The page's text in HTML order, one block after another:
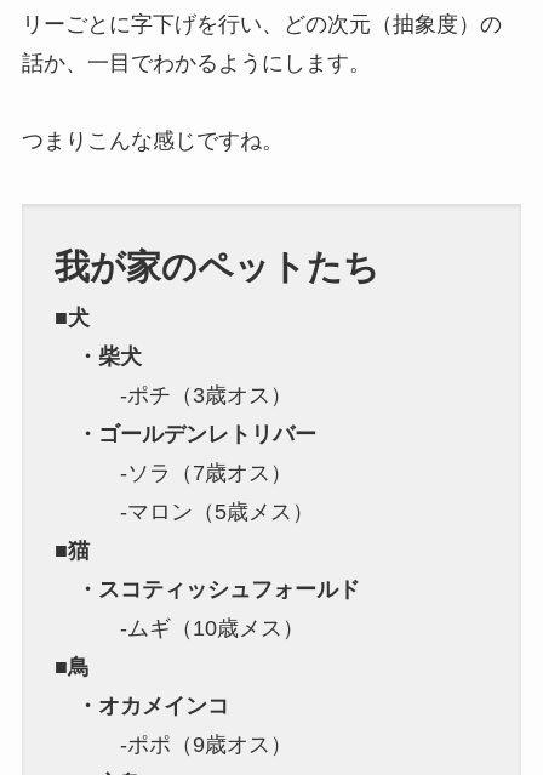
リーごとに字下げを行い、どの次元（抽象度）の
話か、一目でわかるようにします。
つまりこんな感じですね。
我が家のペットたち
■犬
・柴犬
-ポチ（3歳オス）
・ゴールデンレトリバー
-ソラ（7歳オス）
-マロン（5歳メス）
■猫
・スコティッシュフォールド
-ムギ（10歳メス）
■鳥
・オカメインコ
-ポポ（9歳オス）